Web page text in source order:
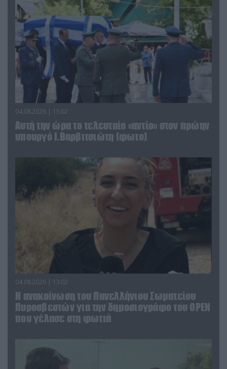
04.08.2026 | 15:02
Αυτή την ώρα το τελευταίο «αντίο» στον πρώην
υπουργό Ι.Βαρβιτσιώτη (φωτο)
04.08.2026 | 13:02
Η ανακοίνωση του Πανελλήνιου Σωματείου
Πυροσβεστών για την δημοσιογράφο του OPEN
που γέλασε στη φωτιά